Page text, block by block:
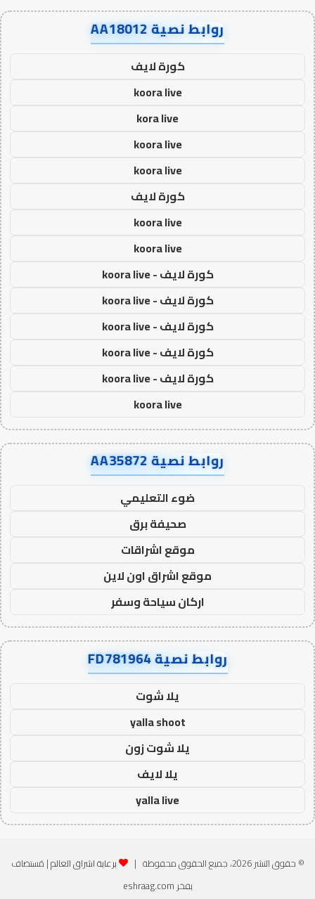
روابط نصية AA18012
كورة لايف
koora live
kora live
koora live
koora live
كورة لايف
koora live
koora live
كورة لايف - koora live
كورة لايف - koora live
كورة لايف - koora live
كورة لايف - koora live
كورة لايف - koora live
koora live
روابط نصية AA35872
ضوء التعليمي
صحيفة برق
موقع اشراقات
موقع اشراق اون لاين
اركان سياحة وسفر
روابط نصية FD781964
يلا شوت
yalla shoot
يلا شوت زون
يلا لايف
yalla live
© حقوق النشر 2026، جميع الحقوق محفوظة | برعاية اشراق العالم| مُستضاف
بفخر eshraag.com